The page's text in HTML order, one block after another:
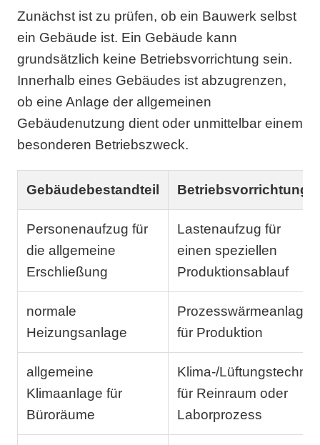
Zunächst ist zu prüfen, ob ein Bauwerk selbst
ein Gebäude ist. Ein Gebäude kann
grundsätzlich keine Betriebsvorrichtung sein.
Innerhalb eines Gebäudes ist abzugrenzen,
ob eine Anlage der allgemeinen
Gebäudenutzung dient oder unmittelbar einem
besonderen Betriebszweck.
Gebäudebestandteil Betriebsvorrichtung
Personenaufzug für
die allgemeine
Erschließung
Lastenaufzug für
einen speziellen
Produktionsablauf
normale
Heizungsanlage
Prozesswärmeanlage
für Produktion
allgemeine
Klimaanlage für
Büroräume
Klima-/Lüftungstechnik
für Reinraum oder
Laborprozess